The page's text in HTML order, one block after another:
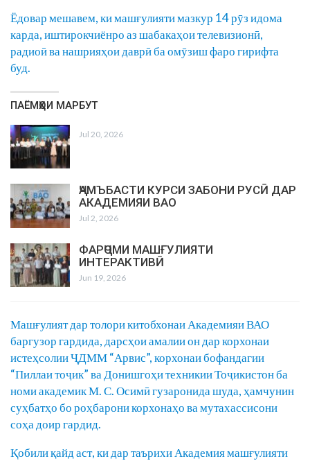
Ёдовар мешавем, ки машғулияти мазкур 14 рӯз идома
карда, иштирокчиёнро аз шабакаҳои телевизионӣ,
радиоӣ ва нашрияҳои даврӣ ба омӯзиш фаро гирифта
буд.
ПАЁМҲОИ МАРБУТ
Jul 20, 2026
ҶАМЪБАСТИ КУРСИ ЗАБОНИ РУСӢ ДАР
АКАДЕМИЯИ ВАО
Jul 2, 2026
ФАРҶОМИ МАШҒУЛИЯТИ
ИНТЕРАКТИВӢ
Jun 19, 2026
Машғулият дар толори китобхонаи Академияи ВАО
баргузор гардида, дарсҳои амалии он дар корхонаи
истеҳсолии ҶДММ “Арвис”, корхонаи бофандагии
“Пиллаи тоҷик” ва Донишгоҳи техникии Тоҷикистон ба
номи академик М. С. Осимӣ гузаронида шуда, ҳамчунин
суҳбатҳо бо роҳбарони корхонаҳо ва мутахассисони
соҳа доир гардид.
Қобили қайд аст, ки дар таърихи Академия машғулияти